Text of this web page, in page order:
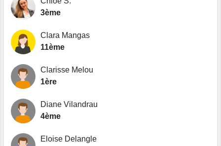
3ème
Clara Mangas
11ème
Clarisse Melou
1ère
Diane Vilandrau
4ème
Eloise Delangle